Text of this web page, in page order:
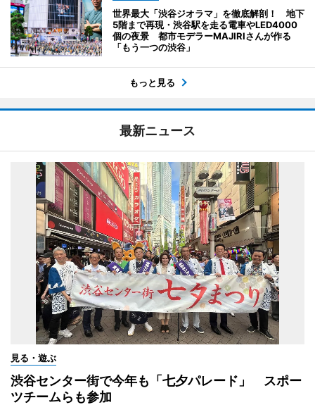
世界最大「渋谷ジオラマ」を徹底解剖！ 地下
5階まで再現・渋谷駅を走る電車やLED4000
個の夜景 都市モデラーMAJIRIさんが作る
「もう一つの渋谷」
もっと見る
最新ニュース
見る・遊ぶ
渋谷センター街で今年も「七夕パレード」 スポー
ツチームらも参加